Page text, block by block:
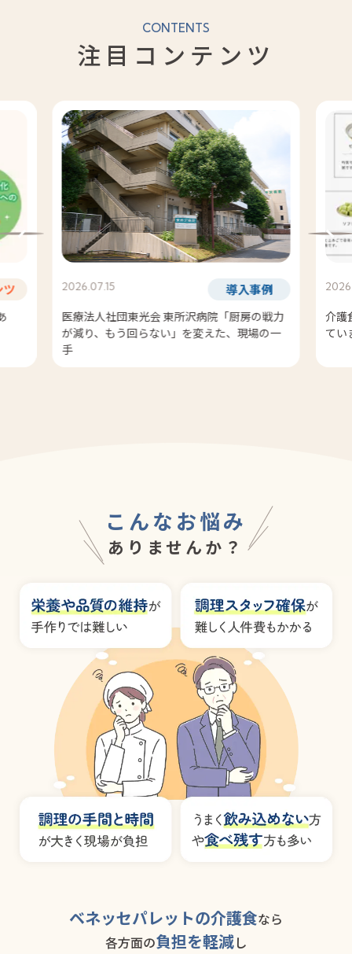
CONTENTS
注目コンテンツ
ツ 2026.07.15 導入事例
医療法人社団東光会 東所沢病院「厨房の戦力
が減り、もう回らない」を変えた、現場の一
手
介護
てい
こんな お悩み
ありませんか？
ベネッセパレットの介護食なら
各方面の負担を軽減し